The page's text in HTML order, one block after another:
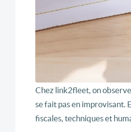
Chez link2fleet, on
se fait pas en improvisant.
fiscales, techniques et